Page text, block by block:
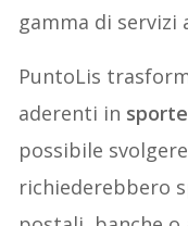
gamma di servizi
PuntoLis
aderenti in
possibile
richiederebbero